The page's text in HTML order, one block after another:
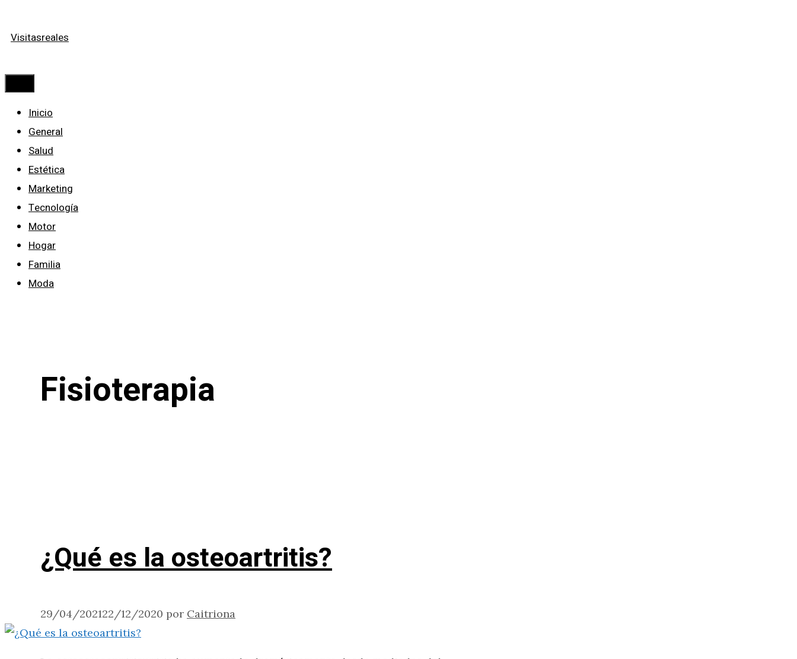
al
Visitasreales
Inicio
General
Salud
Estética
Marketing
Tecnología
Motor
Hogar
Familia
Moda
Fisioterapia
¿Qué es la osteoartritis?
29/04/202122/12/2020 por Caitriona